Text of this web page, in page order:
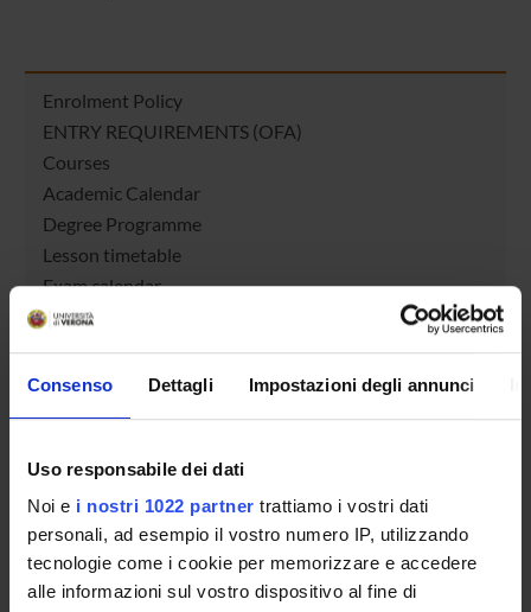
Consenso Dettagli Impostazioni degli annunci
Uso responsabile dei dati
Noi e i nostri 1022 partner trattiamo i vostri dati
personali, ad esempio il vostro numero IP, utilizzando
tecnologie come i cookie per memorizzare e accedere
alle informazioni sul vostro dispositivo al fine di
Enrolment Policy
ENTRY REQUIREMENTS (OFA)
Courses
Academic Calendar
Degree Programme
Lesson timetable
Exam calendar
Notices
Thesis and internship proposals
Governing bodies
Scholarships and Grants
Documents
STUDYING